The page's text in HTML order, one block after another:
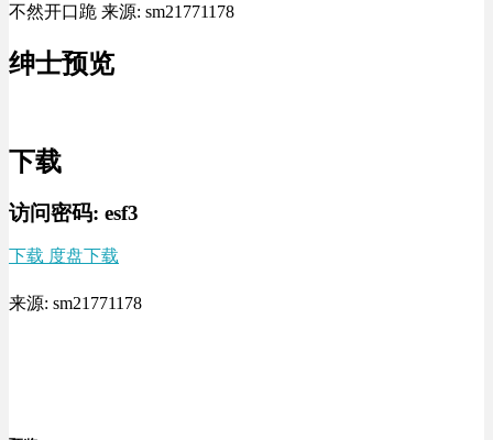
不然开口跪 来源: sm21771178
绅士预览
下载
访问密码: esf3
下载 度盘下载
来源: sm21771178